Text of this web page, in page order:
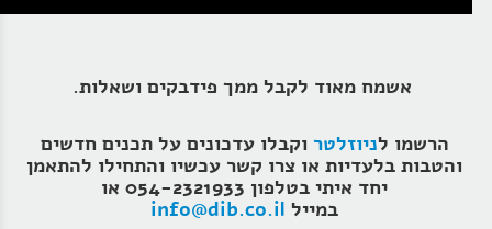
אשמח מאוד לקבל ממך פידבקים ושאלות.
הרשמו לניוזלטר וקבלו עדכונים על תכנים חדשים
והטבות בלעדיות או צרו קשר עכשיו והתחילו להתאמן
יחד איתי בטלפון 054-2321933 או
במייל info@dib.co.il